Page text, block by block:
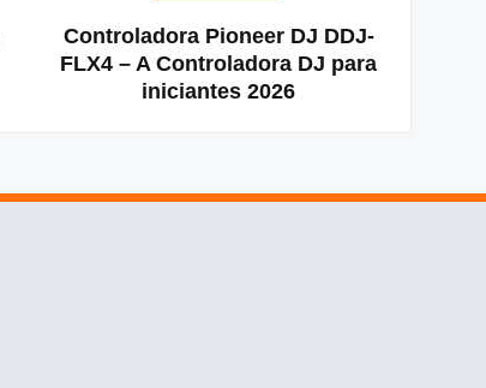
Controladora Pioneer DJ DDJ-
FLX4 – A Controladora DJ para
iniciantes 2026